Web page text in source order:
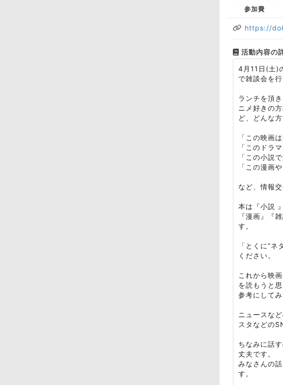
参加費
https://
活動内容の
4月11日(土)
で雑談会を行
ランチを頂
ニメ好きの
ど、どんな
「この映画
「このドラ
「この小説
「この漫画
など、情報
本は『小説
『漫画』『
す。
「とくに”
ください。
これから映
を読もうと
参考にしてみ
ニュースな
スタなどの
ちなみに話
丈夫です。
みなさんの
す。